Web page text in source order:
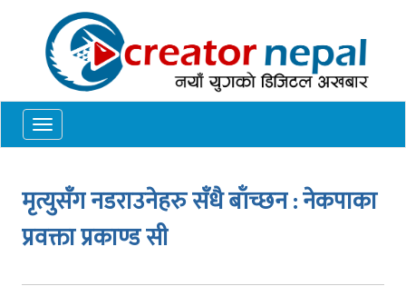
Toggle
navigation
मृत्युसँग नडराउनेहरु सँधै बाँच्छन : नेकपाका
प्रवक्ता प्रकाण्ड सी